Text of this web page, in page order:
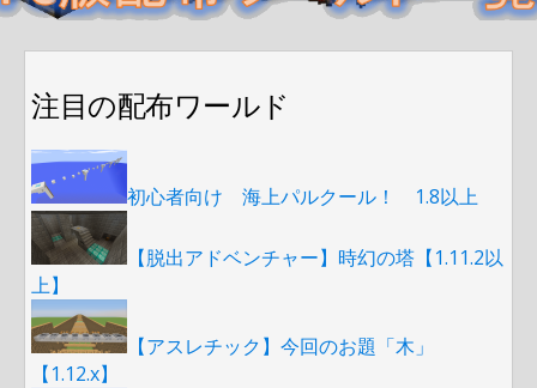
注目の配布ワールド
初心者向け 海上パルクール！ 1.8以上
【脱出アドベンチャー】時幻の塔【1.11.2以
上】
【アスレチック】今回のお題「木」
【1.12.x】